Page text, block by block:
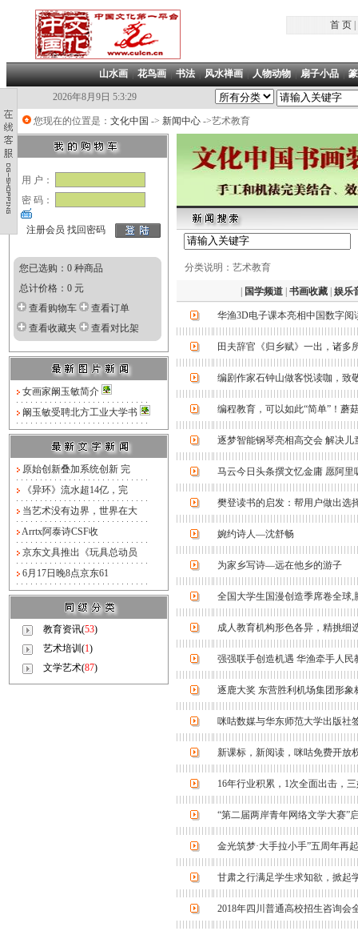
首 页|
山水画|花鸟画|书法|风水禅画|人物动物|扇子小品|
2026年8月9日 5:3:29
您现在的位置是： 文化中国 -> 新闻中心 ->艺术教育
用 户：
密 码：
注册会员 找回密码
您已选购：0 种商品
总计价格：0 元
查看购物车
查看订单
查看收藏夹
查看对比架
女画家阚玉敏简介
阚玉敏受聘北方工业大学书
原始创新叠加系统创新 完
《异环》流水超14亿，完
当艺术没有边界，世界在大
Arrtx阿泰诗CSF收
京东文具推出《玩具总动员
6月17日晚8点京东61
教育资讯(53)
艺术培训(1)
文学艺术(87)
分类说明：艺术教育
国学频道 书画收藏 娱乐
华渔3D电子课本亮相中国数字阅
田夫辞官《归乡赋》一出，诸多
编剧作家石钟山做客悦读咖，致
编程教育，可以如此“简单”！蘑
逐梦智能钢琴亮相高交会 解决
马云今日头条撰文忆金庸 愿阿里
樊登读书的启发：帮用户做出选
婉约诗人—沈舒畅
为家乡写诗—远在他乡的游子
全国大学生国漫创造季席卷全球
成人教育机构形色各异，精挑细
强强联手创造机遇 华渔牵手人
逐鹿大奖 东营胜利机场集团形
咪咕数媒与华东师范大学出版社
新课标，新阅读，咪咕免费开放
16年行业积累，1次全面出击，
“第二届两岸青年网络文学大赛”
金光筑梦·大手拉小手”五周年再
甘肃之行满足学生求知欲，掀起
2018年四川普通高校招生咨询会